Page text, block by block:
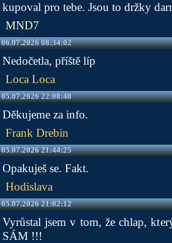
kupoval pro tebe. Jsou to držky
MND7
06.07.2026 08:34:02
Nedočetla, příště líp
Loca Loca
05.07.2026 22:08:48
Děkujeme za info.
Frank Drebin
05.07.2026 21:44:25
Opakuješ se. Fakt.
Hodislava
05.07.2026 21:02:12
Vyrůstal jsem v tom, že chlap,
SÁM !!!